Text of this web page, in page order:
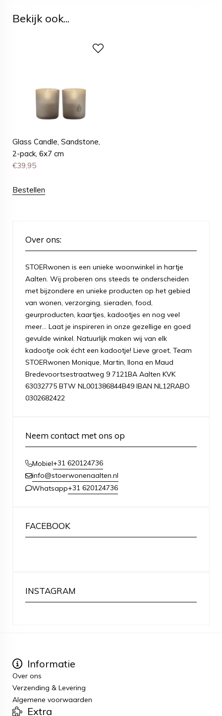
Bekijk ook...
Glass Candle, Sandstone,
2-pack, 6x7 cm
€39,95
Bestellen
Over ons:
STOERwonen is een unieke woonwinkel in hartje
Aalten. Wij proberen ons steeds te onderscheiden
met bijzondere en unieke producten op het gebied
van wonen, verzorging, sieraden, food,
geurproducten, kaartjes, kadootjes en nog veel
meer... Laat je inspireren in onze gezellige en goed
gevulde winkel. Natuurlijk maken wij van elk
kadootje ook écht een kadootje! Lieve groet, Team
STOERwonen Monique, Martin, Ilona en Maud
Bredevoortsestraatweg 9 7121BA Aalten KVK
63032775 BTW NL001386844B49 IBAN NL12RABO
0302682422
Neem contact met ons op
Mobiel+31 620124736
info@stoerwonenaalten.nl
Whatsapp+31 620124736
FACEBOOK
INSTAGRAM
Informatie
Over ons
Verzending & Levering
Algemene voorwaarden
Extra